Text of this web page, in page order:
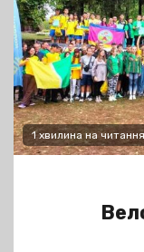
1 хвилина на читання